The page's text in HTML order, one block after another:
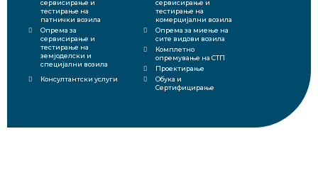
сервисирање и
тестирање на
патнички возила
сервисирање и
тестирање на
комерцијални возила
Опрема за
сервисирање и
тестирање на
земјоделски и
специјални возила
Опрема за миење на
сите видови возила
Комплетно
опремување на СТП
Проектирање
Консултантски услуги
Обука и
Сертифицирање